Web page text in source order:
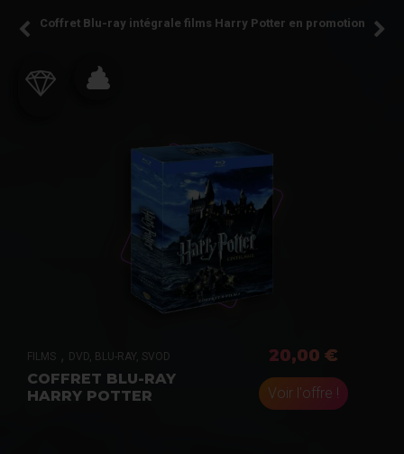
Coffret Blu-ray intégrale films Harry Potter en promotion
FILMS , DVD, BLU-RAY, SVOD
COFFRET BLU-RAY
HARRY POTTER
20,00 €
Voir l'offre !